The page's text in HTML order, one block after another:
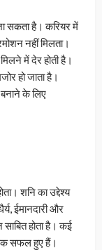
सकता है। करियर में
नहीं मिलता।
में देर होती है।
हो जाता है।
बनाने के लिए
शनि का उद्देश्य
ईमानदारी और
होता है। कई
सफल हुए हैं।